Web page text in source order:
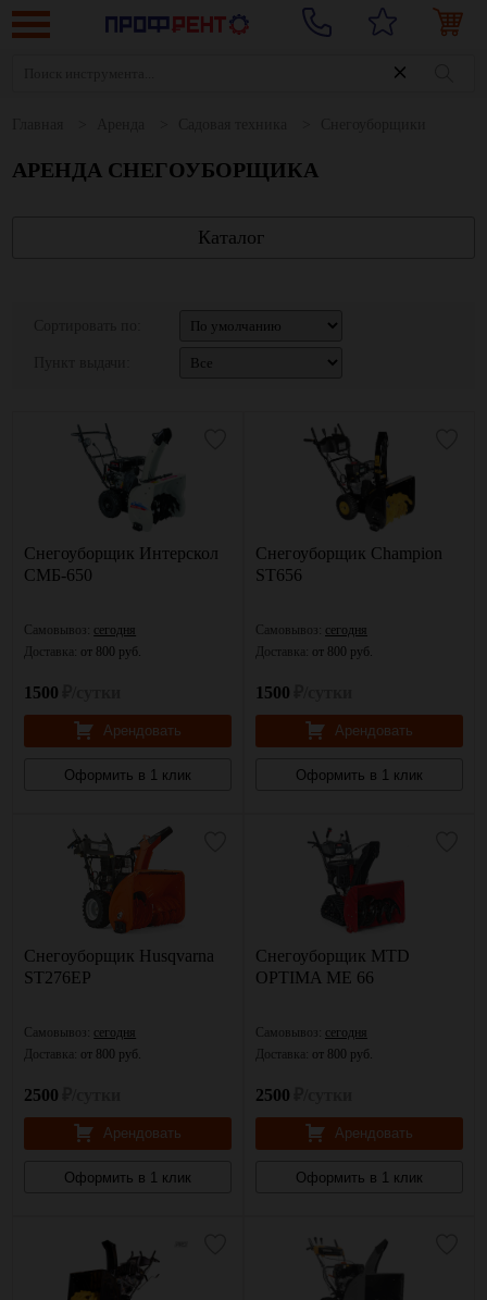
АРЕНДА СНЕГОУБОРЩИКА
Каталог
Снегоуборщик Интерскол
СМБ-650
Самовывоз: сегодня
Доставка: от 800 руб.
1500
Арендовать
Оформить в 1 клик
Снегоуборщик Champion
ST656
Самовывоз: сегодня
Доставка: от 800 руб.
1500
Арендовать
Оформить в 1 клик
Снегоуборщик Husqvarna
ST276EP
Самовывоз: сегодня
Доставка: от 800 руб.
2500
Арендовать
Оформить в 1 клик
Снегоуборщик MTD
OPTIMA ME 66
Самовывоз: сегодня
Доставка: от 800 руб.
2500
Арендовать
Оформить в 1 клик